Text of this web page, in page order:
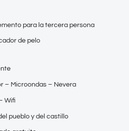
para la tercera persona
de pelo
– Microondas – Nevera
Wifi
pueblo y del castillo